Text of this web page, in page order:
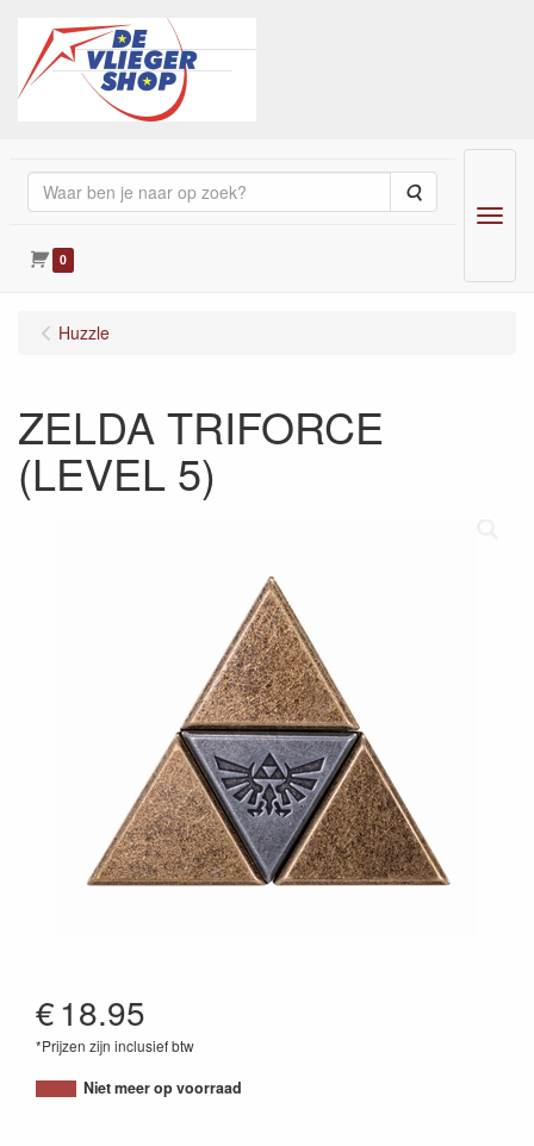
Zoeken
0
Menu
Huzzle
ZELDA TRIFORCE
(LEVEL 5)
€18.95
*Prijzen zijn inclusief btw
5407005151457
Niet meer op voorraad